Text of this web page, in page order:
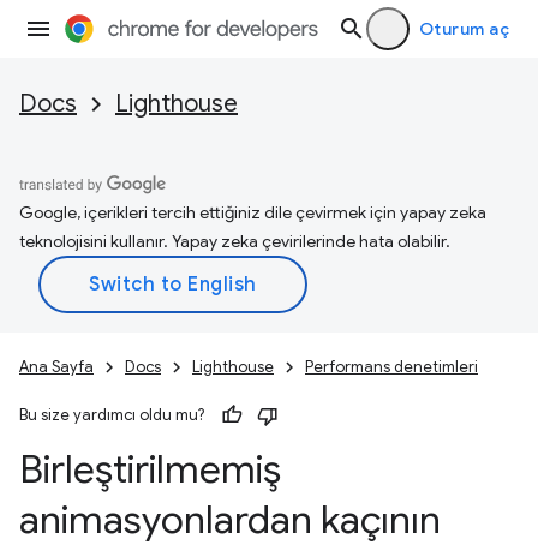
Oturum aç
Docs Lighthouse
Google, içerikleri tercih ettiğiniz dile çevirmek için yapay zeka
teknolojisini kullanır. Yapay zeka çevirilerinde hata olabilir.
Ana Sayfa Docs Lighthouse Performans denetimleri
Bu size yardımcı oldu mu?
Birleştirilmemiş
animasyonlardan kaçının